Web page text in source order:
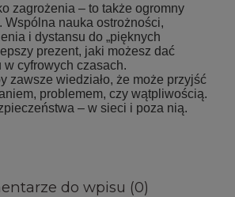
zagrożenia – to także ogromny
Wspólna nauka ostrożności,
i dystansu do „pięknych
prezent, jaki możesz dać
cyfrowych czasach.
zawsze wiedziało, że może przyjść
problemem, czy wątpliwością.
– w sieci i poza nią.
do wpisu (0)